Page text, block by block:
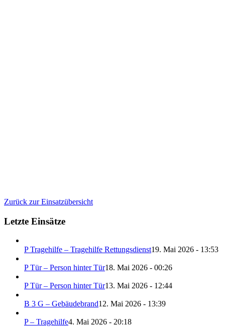
Zurück zur Einsatzübersicht
Letzte Einsätze
P Tragehilfe – Tragehilfe Rettungsdienst19. Mai 2026 - 13:53
P Tür – Person hinter Tür18. Mai 2026 - 00:26
P Tür – Person hinter Tür13. Mai 2026 - 12:44
B 3 G – Gebäudebrand12. Mai 2026 - 13:39
P – Tragehilfe4. Mai 2026 - 20:18